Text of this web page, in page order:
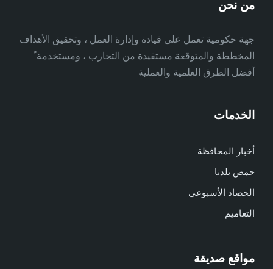
من نحن
جهة حكومية تعمل على قيادة وإدارة العمل ، وتحقيق الأهداف
المخططة والمتوقعة مستفيدة من التجارب ، ومستخدمة ً
أفضل الطرق العلمية والعملية
الخدمات
أخبار المحافظة
حمص بلدنا
الحصاد الأسبوعي
التعاميم
مواقع صديقة